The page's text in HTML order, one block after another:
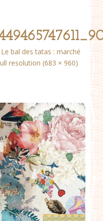
Le bal des tatas : marché
resolution (683 × 960)